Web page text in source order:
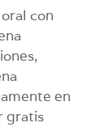
con
en
gratis